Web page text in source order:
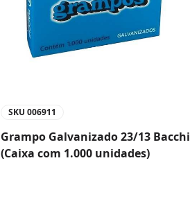
SKU 006911
Grampo Galvanizado 23/13 Bacchi
(Caixa com 1.000 unidades)